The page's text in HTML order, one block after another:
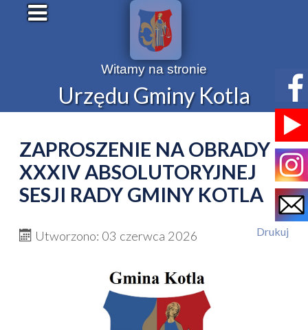
Witamy na stronie
Urzędu Gminy Kotla
ZAPROSZENIE NA OBRADY
XXXIV ABSOLUTORYJNEJ
SESJI RADY GMINY KOTLA
Drukuj
Utworzono: 03 czerwca 2026